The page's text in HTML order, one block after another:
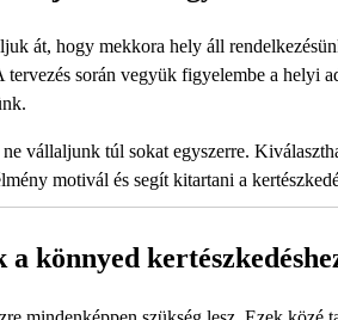
át, hogy mekkora hely áll
tervezés során vegyük figyelembe a helyi
vállaljunk túl sokat egyszerre.
motivál és segít kitartani a
a könnyed